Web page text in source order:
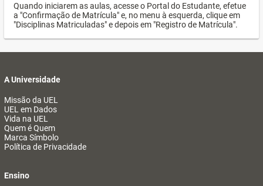
Quando iniciarem as aulas, acesse o Portal do Estudante, efetue
a "Confirmação de Matrícula" e, no menu à esquerda, clique em
"Disciplinas Matriculadas" e depois em "Registro de Matrícula".
A Universidade
Missão da UEL
UEL em Dados
Vida na UEL
Quem é Quem
Marca Símbolo
Política de Privacidade
Ensino